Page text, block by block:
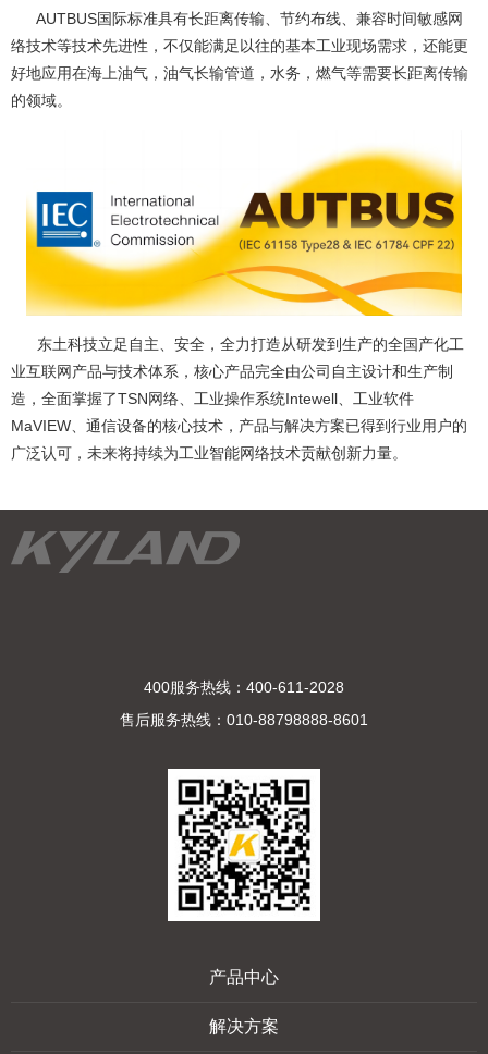
AUTBUS国际标准具有长距离传输、节约布线、兼容时间敏感网
络技术等技术先进性，不仅能满足以往的基本工业现场需求，还能更
好地应用在海上油气，油气长输管道，水务，燃气等需要长距离传输
的领域。
东土科技立足自主、安全，全力打造从研发到生产的全国产化工
业互联网产品与技术体系，核心产品完全由公司自主设计和生产制
造，全面掌握了TSN网络、工业操作系统Intewell、工业软件
MaVIEW、通信设备的核心技术，产品与解决方案已得到行业用户的
广泛认可，未来将持续为工业智能网络技术贡献创新力量。
400服务热线：400-611-2028
售后服务热线：010-88798888-8601
产品中心
解决方案